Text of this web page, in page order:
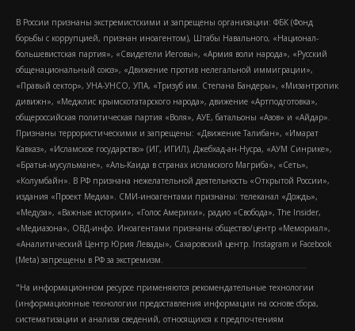
В России признаны экстремистскими и запрещены организации: ФБК (Фонд
борьбы с коррупцией, признан иноагентом), Штабы Навального, «Национал-
большевистская партия», «Свидетели Иеговы», «Армия воли народа», «Русский
общенациональный союз», «Движение против нелегальной иммиграции»,
«Правый сектор», УНА-УНСО, УПА, «Тризуб им. Степана Бандеры», «Мизантропик
дивижн», «Меджлис крымскотатарского народа», движение «Артподготовка»,
общероссийская политическая партия «Воля», АУЕ, батальоны «Азов» и «Айдар».
Признаны террористическими и запрещены: «Движение Талибан», «Имарат
Кавказ», «Исламское государство» (ИГ, ИГИЛ), Джебхад-ан-Нусра, «АУМ Синрике»,
«Братья-мусульмане», «Аль-Каида в странах исламского Магриба», «Сеть»,
«Колумбайн». В РФ признана нежелательной деятельность «Открытой России»,
издания «Проект Медиа». СМИ-иноагентами признаны: телеканал «Дождь»,
«Медуза», «Важные истории», «Голос Америки», радио «Свобода», The Insider,
«Медиазона», ОВД-инфо. Иноагентами признаны общество/центр «Мемориал»,
«Аналитический Центр Юрия Левады», Сахаровский центр. Instagram и Facebook
(Metа) запрещены в РФ за экстремизм.
"На информационном ресурсе применяются рекомендательные технологии
(информационные технологии предоставления информации на основе сбора,
систематизации и анализа сведений, относящихся к предпочтениям